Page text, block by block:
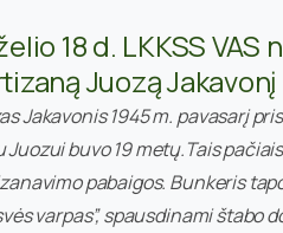
18 d. LKKSS
Juozą Jakavonį
Jakavonis 1945 m. pavasarį
Juozui buvo 19 metų.Tais
pabaigos. Bunkeris
varpas”, spausdinami štabo